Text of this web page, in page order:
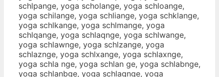
schlpange, yoga scholange, yoga schloange,
yoga schilange, yoga schliange, yoga schklange,
yoga schlkange, yoga schlmange, yoga
schlqange, yoga schlaqnge, yoga schlwange,
yoga schlawnge, yoga schlzange, yoga
schlaznge, yoga schlxange, yoga schlaxnge,
yoga schla nge, yoga schlan ge, yoga schlabnge,
yoga schlanbge, yoga schlagnge, yoga